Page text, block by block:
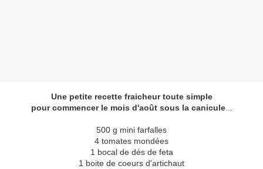
Une petite recette fraicheur toute simple
pour commencer le mois d'août sous la canicule...
500 g mini farfalles
4 tomates mondées
1 bocal de dés de feta
1 boite de coeurs d'artichaut